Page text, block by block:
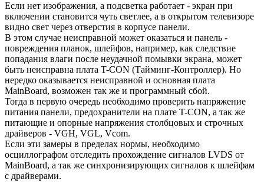
Если нет изображения, а подсветка работает - экран при
включении становится чуть светлее, а в открытом телевизоре
видно свет через отверстия в корпусе панели.
В этом случае неисправной может оказаться и панель -
повреждения планок, шлейфов, например, как следствие
попадания влаги после неудачной помывки экрана, может
быть неисправна плата T-CON (Тайминг-Контроллер). Но
нередко оказывается неисправной и основная плата
MainBoard, возможен так же и программный сбой.
Тогда в первую очередь необходимо проверить напряжение
питания панели, предохранители на плате T-CON, а так же
питающие и опорные напряжения столбцовых и строчных
драйверов - VGH, VGL, Vcom.
Если эти замеры в пределах нормы, необходимо
осциллографом отследить прохождение сигналов LVDS от
MainBoard, а так же синхронизирующих сигналов к шлейфам
с драйверами.